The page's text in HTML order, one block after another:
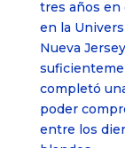
tres años en
en la
Nueva
completó
poder
entre los